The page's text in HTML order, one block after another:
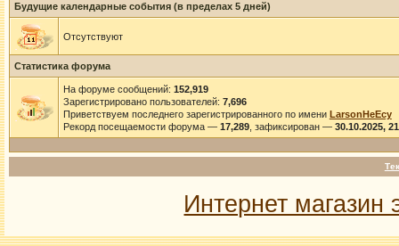
Будущие календарные события (в пределах 5 дней)
Отсутствуют
Статистика форума
На форуме сообщений: 152,919
Зарегистрировано пользователей: 7,696
Приветствуем последнего зарегистрированного по имени LarsonHeEcy
Рекорд посещаемости форума — 17,289, зафиксирован — 30.10.2025,
Интернет